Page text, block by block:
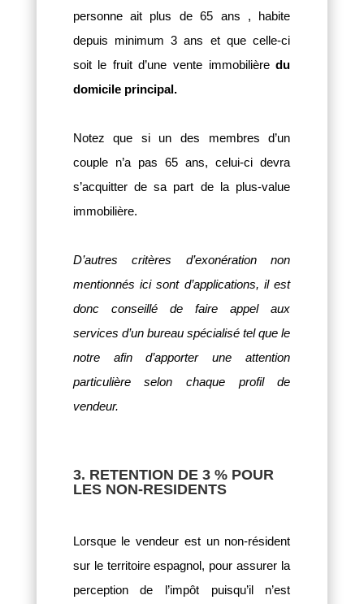
personne ait plus de 65 ans , habite
depuis minimum 3 ans et que celle-ci
soit le fruit d’une vente immobilièredu
domicile principal.
Notez que si un des membres d’un
couple n’a pas 65 ans, celui-ci devra
s’acquitter de sa part de la plus-value
immobilière.
D’autres critères d’exonération non
mentionnés ici sont d’applications, il est
donc conseillé de faire appel aux
services d’un bureau spécialisé tel que le
notre afin d’apporter une attention
particulière selon chaque profil de
vendeur.
3. RETENTION DE 3 % POUR
LES NON-RESIDENTS
Lorsque le vendeur est un non-résident
sur le territoire espagnol, pour assurer la
perception de l’impôt puisqu’il n’est